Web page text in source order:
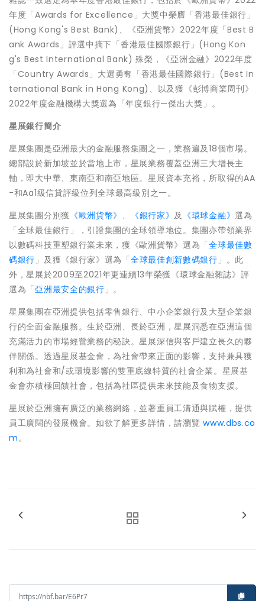
年度「Awards for Excellence」大獎中榮膺「香港最佳銀行」
(Hong Kong's Best Bank)、《亞洲貨幣》2022年度「Best B
ank Awards」評選中摘下「香港最佳國際銀行」(Hong Kon
g's Best International Bank) 殊榮，《亞洲金融》2022年度
「Country Awards」大選勇奪「香港最佳國際銀行」(Best In
ternational Bank in Hong Kong)、以及獲《彭博商業周刊》
2022年度金融機構大獎選為「年度銀行—傑出大獎」。
星展銀行簡介
星展集團是亞洲最大的金融服務集團之一，業務遍及18個市場。
總部設於新加坡並於當地上市，星展業務覆蓋亞洲三大增長主
軸，即大中華、東南亞和南亞地區。星展資本充裕，所取得的AA
-和Aa1級信貸評級位列全球最高級別之一。
星展集團分別獲 《歐洲貨幣》 、 《銀行家》及 《環球金融》選為
「全球最佳銀行」，引證集團的全球領導地位。集團亦帶領業界
以數碼科技重塑銀行業未來，獲《歐洲貨幣》選為「全球最佳數
碼銀行」及獲《銀行家》選為「全球最佳創新數碼銀行」。此
外，星展於2009至2021年更連續13年榮獲《環球金融雜誌》評
選為「亞洲最安全的銀行」。
星展集團在亞洲提供包括零售銀行、中小企業銀行及大型企業銀
行的全面金融服務。生於亞洲、長於亞洲，星展洞悉在亞洲這個
充滿活力的市場經營業務的秘訣。星展深信與客戶建立長久的夥
伴關係。透過星展基金會，為社會帶來正面的影響，支持兼具獲
利和為社會和/或環境影響的雙重底線特質的社會企業。星展基
金會亦積極回饋社會，包括為社區提供未來技能及食物支援。
星展於亞洲擁有廣泛的業務網絡，並著重員工溝通與賦權，提供
員工廣闊的發展機會。如欲了解更多詳情，請瀏覽www.dbs.co
m。